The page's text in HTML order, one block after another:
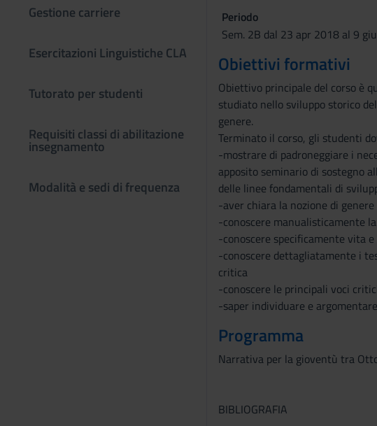
Gestione carriere
Esercitazioni Linguistiche CLA
Tutorato per studenti
Requisiti classi di abilitazione
insegnamento
Modalità e sedi di frequenza
Periodo
Sem. 2B dal 23 apr 2018 al 9
Obiettivi formativi
Obiettivo principale del corso è
studiato nello sviluppo storico
genere.
Terminato il corso, gli studenti
-mostrare di padroneggiare i
apposito seminario di sostegno
delle linee fondamentali di
-aver chiara la nozione di
-conoscere manualisticamente
-conoscere specificamente vita e
-conoscere dettagliatamente i
critica
-conoscere le principali voci
-saper individuare e
Programma
Narrativa per la gioventù tra
BIBLIOGRAFIA